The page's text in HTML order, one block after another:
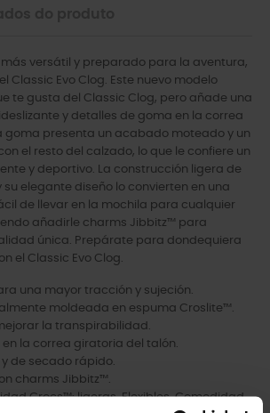
más versátil y preparado para la aventura,
Classic Evo Clog. Este nuevo modelo
te gusta del Classic Clog, pero añade una
y detalles de goma en la correa
goma presenta un acabado moteado y un
el resto del calzado, lo que le confiere un
y deportivo. La construcción ligera de
elegante diseño lo convierten en una
de llevar en la mochila para cualquier
añadirle charms Jibbitz™ para
única. Prepárate para dondequiera
el Classic Evo Clog.
una mayor tracción y sujeción.
moldeada en espuma Croslite™.
la transpirabilidad.
la correa giratoria del talón.
de secado rápido.
charms Jibbitz™.
Crocs™: ligeras. Flexibles. Comodidad